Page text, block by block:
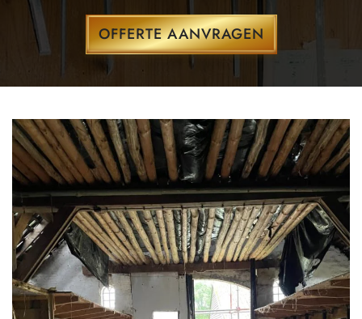
OFFERTE AANVRAGEN